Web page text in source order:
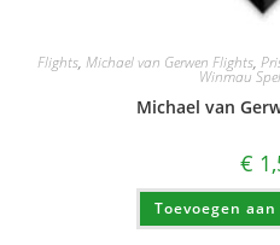
Flights, Michael van Gerwen Flights,
Winmau
Michael van
€
Toevoegen